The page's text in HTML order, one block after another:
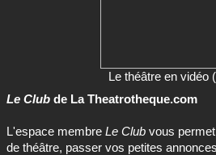
Le théâtre en vidéo
Le Club de La Theatrotheque.com
L'espace membre Le Club vous
de théâtre, passer vos petites